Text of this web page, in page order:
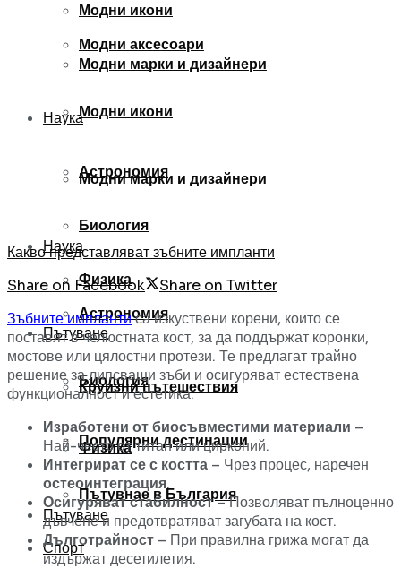
Модни аксесоари
Модни икони
Модни марки и дизайнери
Наука
Астрономия
Биология
Физика
Пътуване
Модни икони
Модни марки и дизайнери
Наука
Астрономия
Биология
Физика
Пътуване
Круизни пътешествия
Популярни дестинации
Пътувнае в България
Спорт
Какво представляват зъбните импланти
Share on Facebook
Share on Twitter
Зъбните имплантиса изкуствени корени, които се
поставят в челюстната кост, за да поддържат коронки,
мостове или цялостни протези. Те предлагат трайно
решение за липсващи зъби и осигуряват естествена
функционалност и естетика.
Изработени от биосъвместими материали –
Най-често от титан или цирконий.
Интегрират се с костта – Чрез процес, наречен
остеоинтеграция.
Осигуряват стабилност– Позволяват пълноценно
дъвчене и предотвратяват загубата на кост.
Дълготрайност – При правилна грижа могат да
издържат десетилетия.